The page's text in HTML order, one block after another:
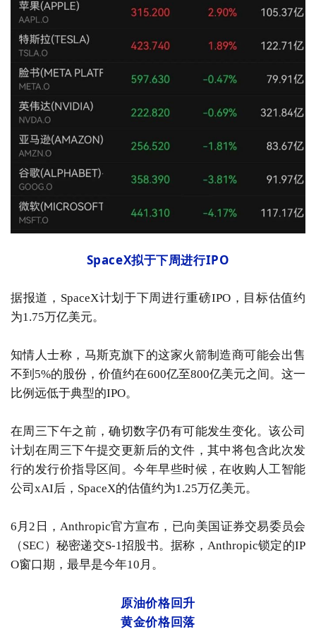
SpaceX拟于下周进行IPO
据报道，SpaceX计划于下周进行重磅IPO，目标估值约
为1.75万亿美元。
知情人士称，马斯克旗下的这家火箭制造商可能会出售
不到5%的股份，价值约在600亿至800亿美元之间。这一
比例远低于典型的IPO。
在周三下午之前，确切数字仍有可能发生变化。该公司
计划在周三下午提交更新后的文件，其中将包含此次发
行的发行价指导区间。今年早些时候，在收购人工智能
公司xAI后，SpaceX的估值约为1.25万亿美元。
6月2日，Anthropic官方宣布，已向美国证券交易委员会
（SEC）秘密递交S-1招股书。据称，Anthropic锁定的IP
O窗口期，最早是今年10月。
原油价格回升
黄金价格回落